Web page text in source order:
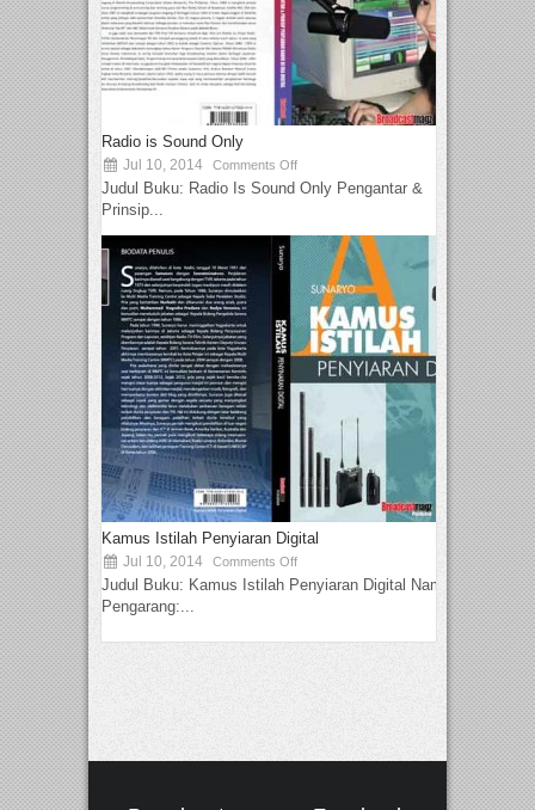
Radio is Sound Only
Jul 10, 2014 Comments Off
Judul Buku: Radio Is Sound Only Pengantar &
Prinsip...
Kamus Istilah Penyiaran Digital
Jul 10, 2014 Comments Off
Judul Buku: Kamus Istilah Penyiaran Digital Nama
Pengarang:...